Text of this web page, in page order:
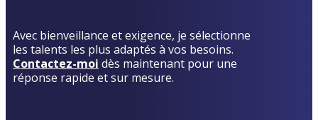
Avec bienveillance et exigence, je sélectionne
les talents les plus adaptés à vos besoins.
Contactez-moi dès maintenant pour une
réponse rapide et sur mesure.